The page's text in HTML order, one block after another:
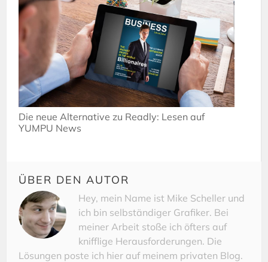
Die neue Alternative zu Readly: Lesen auf
YUMPU News
ÜBER DEN AUTOR
Hey, mein Name ist Mike Scheller und
ich bin selbständiger Grafiker. Bei
meiner Arbeit stoße ich öfters auf
knifflige Herausforderungen. Die
Lösungen poste ich hier auf meinem privaten Blog.